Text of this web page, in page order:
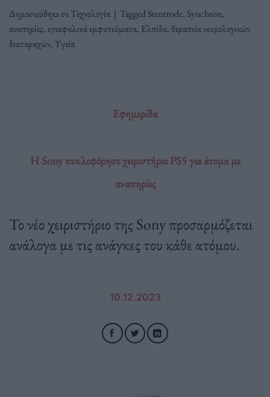
Δημοσιεύθηκε σεΤεχνολογία | TaggedStentrode, Synchron,
αναπηρίες, εγκεφαλικά εμφυτεύματα, Ελπίδα, θεραπεία νευρολογικών
διαταραχών, Υγεία
Εφημερίδα
Η Sony κυκλοφόρησε χειριστήριο PS5 για άτομα με
αναπηρίες
Το νέο χειριστήριο της Sony προσαρμόζεται
ανάλογα με τις ανάγκες του κάθε ατόμου.
10.12.2023